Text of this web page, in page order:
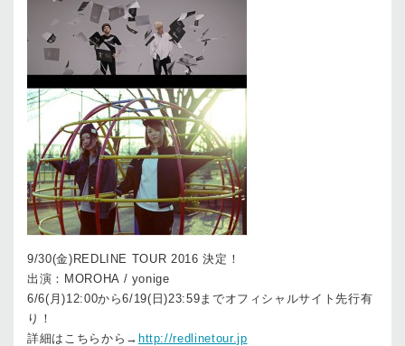
9/30(金)REDLINE TOUR 2016 決定！
出演：MOROHA / yonige
6/6(月)12:00から6/19(日)23:59までオフィシャルサイト先行有
り！
詳細はこちらから→ http://redlinetour.jp